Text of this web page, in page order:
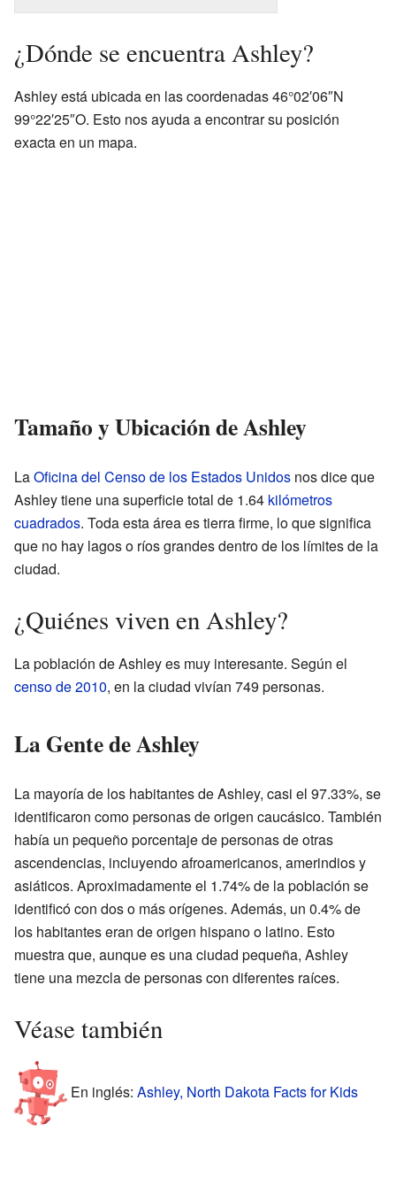
¿Dónde se encuentra Ashley?
Ashley está ubicada en las coordenadas 46°02′06″N
99°22′25″O. Esto nos ayuda a encontrar su posición
exacta en un mapa.
Tamaño y Ubicación de Ashley
LaOficina del Censo de los Estados Unidos nos dice que
Ashley tiene una superficie total de 1.64 kilómetros
cuadrados. Toda esta área es tierra firme, lo que significa
que no hay lagos o ríos grandes dentro de los límites de la
ciudad.
¿Quiénes viven en Ashley?
La población de Ashley es muy interesante. Según el
censo de 2010, en la ciudad vivían 749 personas.
La Gente de Ashley
La mayoría de los habitantes de Ashley, casi el 97.33%, se
identificaron como personas de origen caucásico. También
había un pequeño porcentaje de personas de otras
ascendencias, incluyendo afroamericanos, amerindios y
asiáticos. Aproximadamente el 1.74% de la población se
identificó con dos o más orígenes. Además, un 0.4% de
los habitantes eran de origen hispano o latino. Esto
muestra que, aunque es una ciudad pequeña, Ashley
tiene una mezcla de personas con diferentes raíces.
Véase también
En inglés: Ashley, North Dakota Facts for Kids